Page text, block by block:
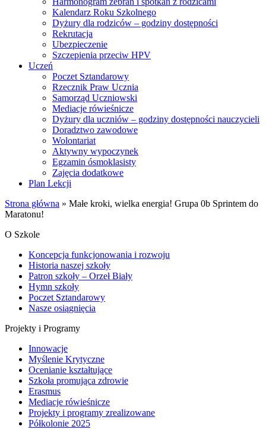
Kalendarz Roku Szkolnego
Dyżury dla rodziców – godziny dostępności
Rekrutacja
Ubezpieczenie
Szczepienia przeciw HPV
Uczeń
Poczet Sztandarowy
Rzecznik Praw Ucznia
Samorząd Uczniowski
Mediacje rówieśnicze
Dyżury dla uczniów – godziny dostępności nauczycieli
Doradztwo zawodowe
Wolontariat
Aktywny wypoczynek
Egzamin ósmoklasisty
Zajęcia dodatkowe
Plan Lekcji
Strona główna » Małe kroki, wielka energia! Grupa 0b Sprintem do
Maratonu!
O Szkole
Koncepcja funkcjonowania i rozwoju
Historia naszej szkoły
Patron szkoły – Orzeł Biały
Hymn szkoły
Poczet Sztandarowy
Nasze osiągnięcia
Projekty i Programy
Innowacje
Myślenie Krytyczne
Ocenianie kształtujące
Szkoła promująca zdrowie
Erasmus
Mediacje rówieśnicze
Projekty i programy zrealizowane
Półkolonie 2025